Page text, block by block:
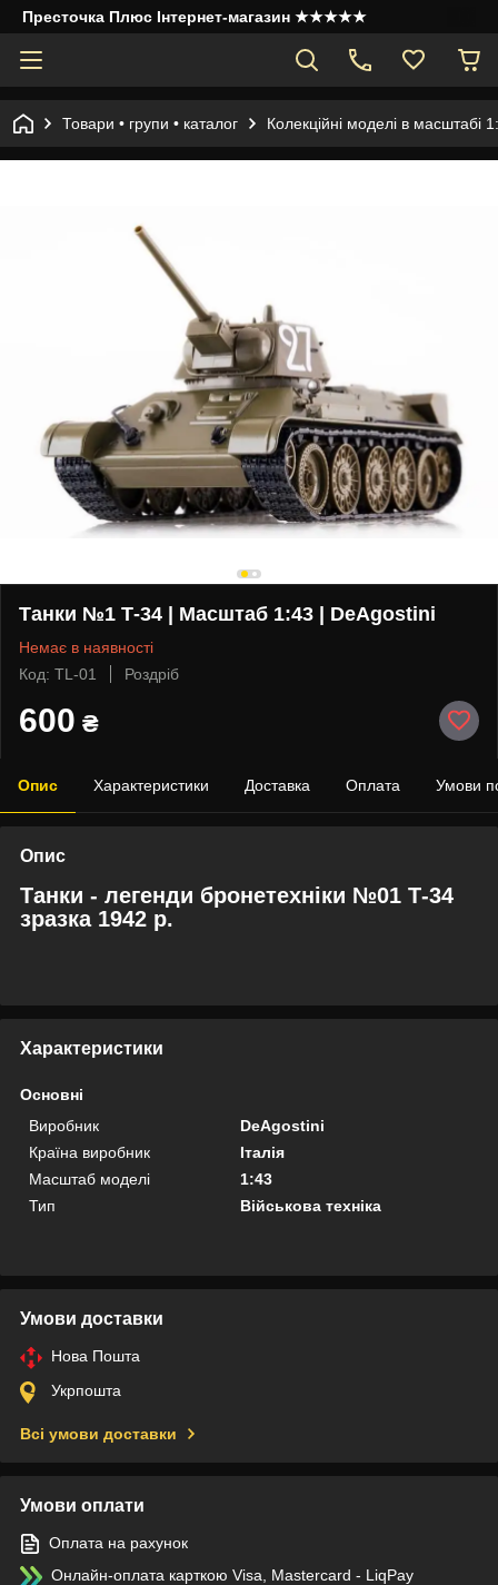
Престочка Плюс Інтернет-магазин ★★★★★
Товари • групи • каталог Колекційні моделі в масштабі
Танки №1 Т-34 | Масштаб 1:43 | DeAgostini
Немає в наявності
Код: TL-01
Роздріб
600 ₴
Опис Характеристики Доставка Оплата Умови
Опис
Танки - легенди бронетехніки №01 Т-34
зразка 1942 р.
Характеристики
Основні
Виробник
DeAgostini
Країна виробник
Італія
Масштаб моделі
1:43
Тип
Військова техніка
Умови доставки
Нова Пошта
Укрпошта
Всі умови доставки
Умови оплати
Оплата на рахунок
Онлайн-оплата карткою Visa, Mastercard - LiqPay